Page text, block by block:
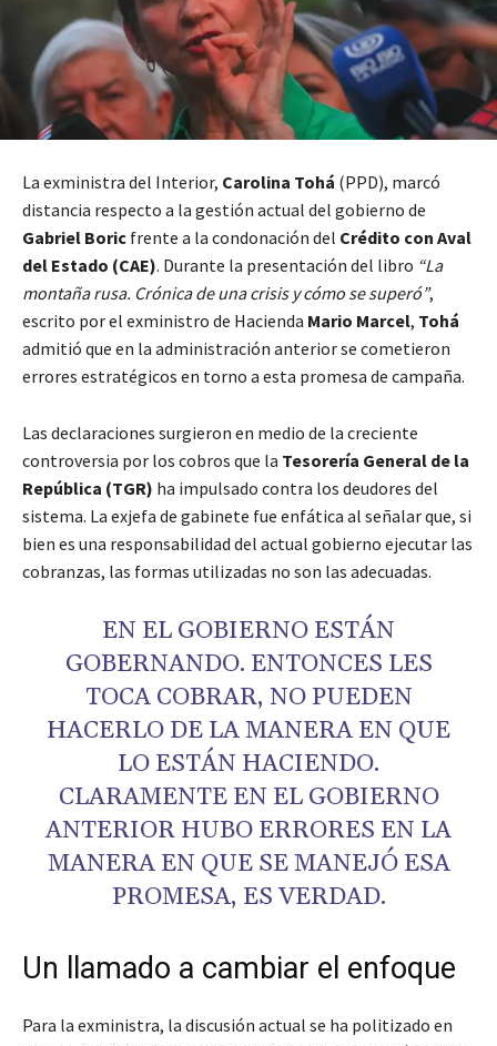
La exministra del Interior, Carolina Tohá (PPD), marcó
distancia respecto a la gestión actual del gobierno de
Gabriel Boric frente a la condonación del Crédito con Aval
del Estado (CAE). Durante la presentación del libro “La
montaña rusa. Crónica de una crisis y cómo se superó”,
escrito por el exministro de Hacienda Mario Marcel, Tohá
admitió que en la administración anterior se cometieron
errores estratégicos en torno a esta promesa de campaña.
Las declaraciones surgieron en medio de la creciente
controversia por los cobros que la Tesorería General de la
República (TGR) ha impulsado contra los deudores del
sistema. La exjefa de gabinete fue enfática al señalar que, si
bien es una responsabilidad del actual gobierno ejecutar las
cobranzas, las formas utilizadas no son las adecuadas.
EN EL GOBIERNO ESTÁN
GOBERNANDO. ENTONCES LES
TOCA COBRAR, NO PUEDEN
HACERLO DE LA MANERA EN QUE
LO ESTÁN HACIENDO.
CLARAMENTE EN EL GOBIERNO
ANTERIOR HUBO ERRORES EN LA
MANERA EN QUE SE MANEJÓ ESA
PROMESA, ES VERDAD.
Un llamado a cambiar el enfoque
Para la exministra, la discusión actual se ha politizado en